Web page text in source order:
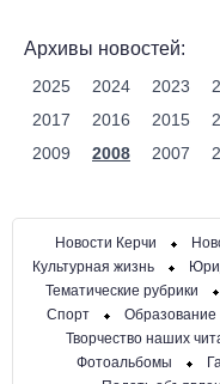
Архивы новостей:
2025 2024 2023
2017
2016 2015
2009
2008 2007
Новости Керчи
Культурная жизнь
Тематические рубрики
Спорт
Образование
Творчество наших
Фотоальбомы